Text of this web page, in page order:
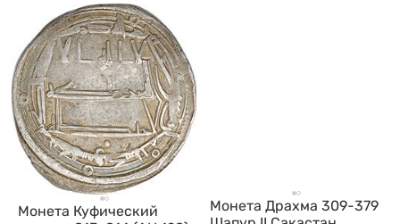
Монета Куфический
Монета Драхма 309-379